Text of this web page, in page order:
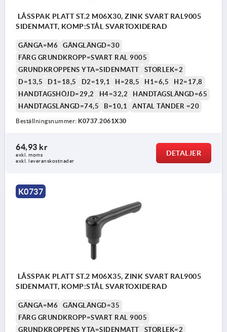
LÅSSPAK PLATT ST.2 M06X30, ZINK SVART RAL9005
SIDENMATT, KOMP:STÅL SVARTOXIDERAD
GÄNGA=M6
GÄNGLÄNGD=30
FÄRG GRUNDKROPP=SVART RAL 9005
GRUNDKROPPENS YTA=SIDENMATT
STORLEK=2
D=13,5
D1=18,5 D2=19,1 H=28,5 H1=6,5
H2=17,8
HANDTAGSHÖJD=29,2
H4=32,2
HANDTAGSLÄNGD=65
HANDTAGSLÄNGD=74,5
B=10,1 ANTAL TÄNDER =20
Beställningsnummer: K0737.2061X30
64,93 kr
exkl. moms
exkl. leveranskostnader
DETALJER
K0737
LÅSSPAK PLATT ST.2 M06X35, ZINK SVART RAL9005
SIDENMATT, KOMP:STÅL SVARTOXIDERAD
GÄNGA=M6
GÄNGLÄNGD=35
FÄRG GRUNDKROPP=SVART RAL 9005
GRUNDKROPPENS YTA=SIDENMATT
STORLEK=2